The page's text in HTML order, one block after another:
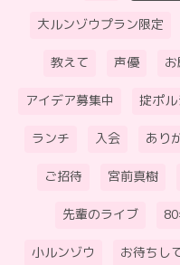
大ルンゾウプラン限定
教えて 声優
アイデア募集中 掟ポル
ランチ 入会 あり
ご招待 宮前真樹
先輩のライブ
小ルンゾウ お待ちし